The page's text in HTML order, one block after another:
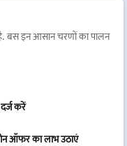
बस इन आसान चरणों का पालन
करें
ऑफर का लाभ उठाएं